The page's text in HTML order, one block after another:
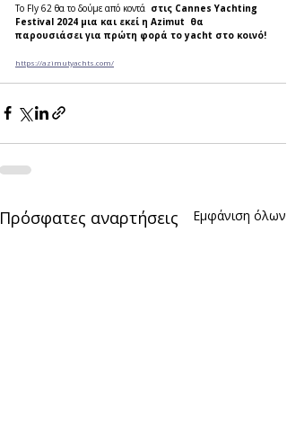
To Fly 62 θα το δούμε από κοντά στις Cannes Yachting
Festival 2024 μια και εκεί η Azimut  θα
παρουσιάσει για πρώτη φορά το yacht στο κοινό!
https://azimutyachts.com/
Πρόσφατες αναρτήσεις Εμφάνιση όλων